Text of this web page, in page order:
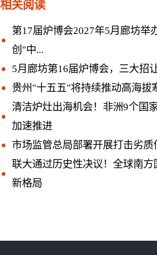
相关阅读
第17届炉博会2027年5月廊坊举
创"中...
5月廊坊第16届炉博会，三大招
贵州"十五五"将持续推动高海拔
清洁炉灶出海机会！非洲9个国
加速推进
市场监管总局部署开展打击劣质
联大通过历史性决议！全球南
新格局